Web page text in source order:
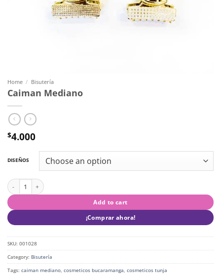
Home / Bisutería
Caiman Mediano
$4.000
DISEÑOS
Caiman Mediano quantity
Add to cart
¡Comprar ahora!
SKU: 001028
Category: Bisutería
Tags: caiman mediano, cosmeticos bucaramanga, cosmeticos tunja